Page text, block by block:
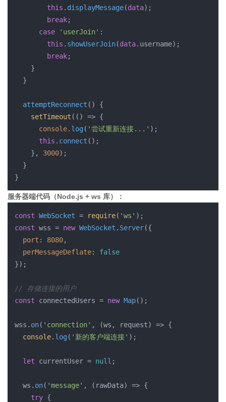
this . displayMessage(data);
break;
case
'userJoin' :
this . showUserJoin(data. username);
break;
attemptReconnect ( ) {
setTimeout ( () => {
console. log ( '尝试重新连接...' );
this . connect ();
    },
3000);
服务器端代码（Node.js + ws 库）：
const WebSocket = require( 'ws'
const wss = new WebSocket . Server({
port : 8080,
perMessageDeflate: false
});
// 存储连接的用户
const connectedUsers = new Map();
wss. on( 'connection' , (ws, request) => {
console. log ( '新的客户端连接' );
let currentUser = null ;
  ws.
on( 'message' , ( rawData) => {
try {